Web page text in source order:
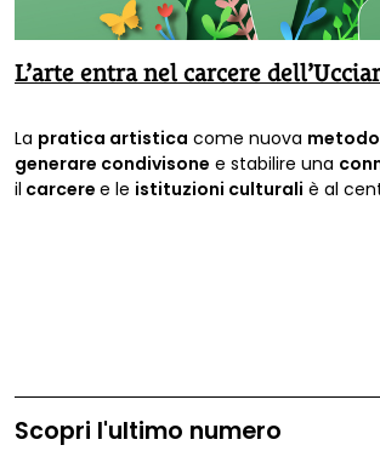
L’arte entra nel carcere
La pratica artistica come nuova
generare condivisone e stabilire una
il carcere e le istituzioni culturali è al
Scopri l'ultimo numero